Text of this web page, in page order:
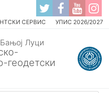
СЕРВИС УПИС 2026/2027
Луци
геодетски